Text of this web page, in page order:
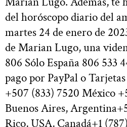
del horóscopo diario del
martes 24 de enero de
de Marian Lugo, una
806 Sólo España 806 533
pago por PayPal o
+507 (833) 7520 México
Buenos Aires,
Rico, USA, Canadá+1